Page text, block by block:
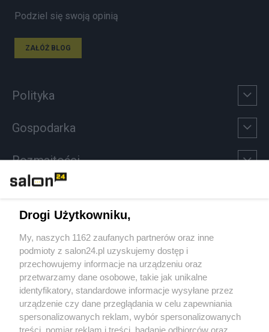
Podziel się swoją opinią
ZAŁÓŻ BLOG
Polityka
Gospodarka
Rozmaitości
Sport
Społeczeństwo
Kultura
Drogi Użytkowniku,
My, naszych 1162 zaufanych partnerów oraz inne
podmioty z salon24.pl uzyskujemy dostęp i
przechowujemy informacje na urządzeniu oraz
przetwarzamy dane osobowe, takie jak unikalne
identyfikatory, standardowe informacje wysyłane przez
urządzenie czy dane przeglądania w celu zapewniania
spersonalizowanych reklam, wybór spersonalizowanych
treści, pomiar reklam i treści, badanie odbiorców oraz